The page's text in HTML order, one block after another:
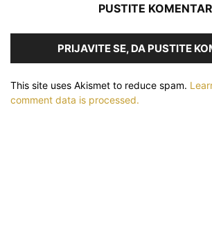
PUSTITE KOMENTAR
PRIJAVITE SE, DA PUSTITE
This site uses Akismet to reduce spam.
comment data is processed.